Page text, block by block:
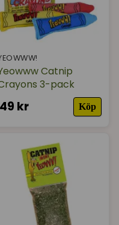
Catnip
3-pack
kr Köp